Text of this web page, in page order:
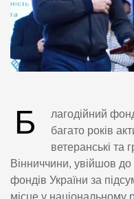
Б
лагодійний
багато років
ветеранські та
Вінниччини, увійшов
фондів України за
місце у національному